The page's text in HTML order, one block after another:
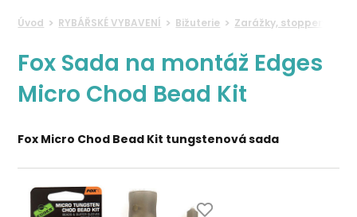
Úvod RYBÁŘSKÉ VYBAVENÍ Bižuterie Zarážky, stoppery a
Fox Sada na montáž Edges
Micro Chod Bead Kit
Fox Micro Chod Bead Kit tungstenová sada